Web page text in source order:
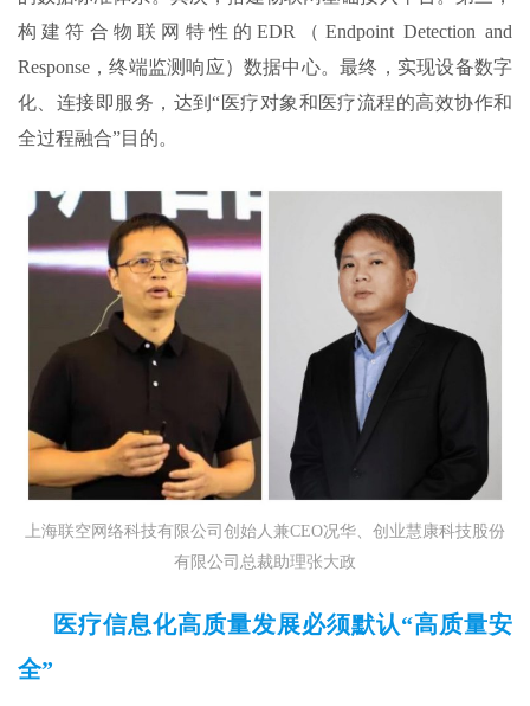
构建符合物联网特性的EDR（Endpoint Detection and
Response，终端监测响应）数据中心。最终，实现设备数字
化、连接即服务，达到“医疗对象和医疗流程的高效协作和
全过程融合”目的。
上海联空网络科技有限公司创始人兼CEO况华、创业慧康科技股份
有限公司总裁助理张大政
医疗信息化高质量发展必须默认“高质量安
全”